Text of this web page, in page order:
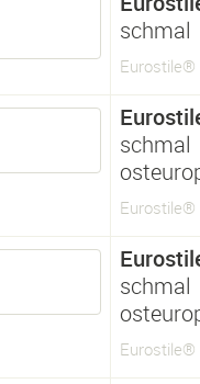
schmal
Eurostile®
schmal
Eurostile®
schmal
Eurostile®